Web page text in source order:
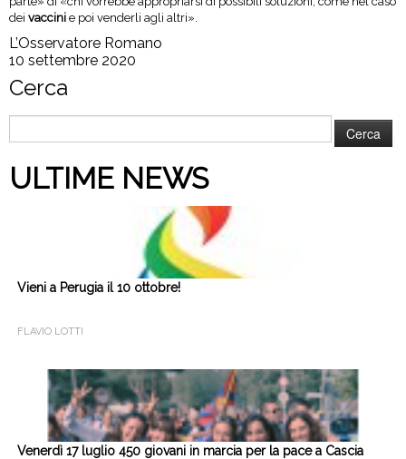
dei vaccini e poi venderli agli altri».
L’Osservatore Romano
10 settembre 2020
Cerca
per:
ULTIME NEWS
Vieni a Perugia il 10 ottobre!
FLAVIO LOTTI
Venerdì 17 luglio 450 giovani in marcia per la pace a Cascia